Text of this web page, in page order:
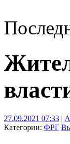
27.09.2021 07:33 |
Категории: ФРГ